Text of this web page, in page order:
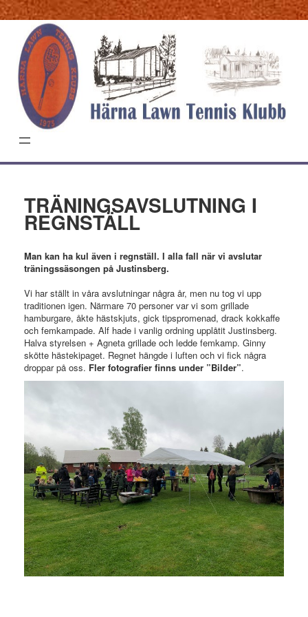
Hoppa
till
TRÄNINGSAVSLUTNING I
REGNSTÄLL
Man kan ha kul även i regnställ. I alla fall när vi avslutar
träningssäsongen på Justinsberg.
Vi har ställt in våra avslutningar några år, men nu tog vi upp
traditionen igen. Närmare 70 personer var vi som grillade
hamburgare, åkte hästskjuts, gick tipspromenad, drack kokkaffe
och femkampade. Alf hade i vanlig ordning upplåtit Justinsberg.
Halva styrelsen + Agneta grillade och ledde femkamp. Ginny
skötte hästekipaget. Regnet hängde i luften och vi fick några
droppar på oss. Fler fotografier finns under ”Bilder”.